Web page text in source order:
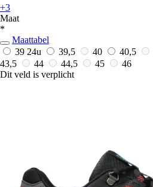
+3
Maat
*
Maattabel
39 24u 39,5 40 40,5
43,5
44 44,5 45
46
Dit veld is verplicht